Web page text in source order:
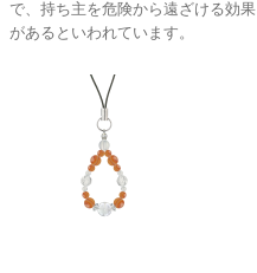
で、持ち主を危険から遠ざける効果
があるといわれています。